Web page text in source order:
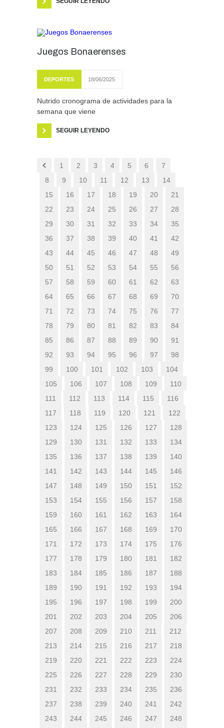
Juegos Bonaerenses
DEPORTES 18/06/2025
Nutrido cronograma de actividades para la
semana que viene
SEGUIR LEYENDO
1 2 3 4 5 6
7
8
9 10 11 12 13
14
15
16 17 18 19 20
21
22
23 24 25 26 27
28
29
30 31 32 33 34
35
36
37 38 39 40 41
42
43
44 45 46 47 48
49
50
51 52 53 54 55
56
57
58 59 60 61 62
63
64
65 66 67 68 69
70
71
72 73 74 75 76
77
78
79 80 81 82 83
84
85
86 87 88 89 90
91
92
93 94 95 96 97
98
99
100 101 102 103
104
105
106 107 108 109
110
111
112 113 114 115
116
117
118 119 120 121
122
123
124 125 126 127
128
129
130 131 132 133
134
135
136 137 138 139
140
141
142 143 144 145
146
147
148 149 150 151
152
153
154 155 156 157
158
159
160 161 162 163
164
165
166 167 168 169
170
171
172 173 174 175
176
177
178 179 180 181
182
183
184 185 186 187
188
189
190 191 192 193
194
195
196 197 198 199
200
201
202 203 204 205
206
207
208 209 210 211
212
213
214 215 216 217
218
219
220 221 222 223
224
225
226 227 228 229
230
231
232 233 234 235
236
237
238 239 240 241
242
243
244 245 246 247
248